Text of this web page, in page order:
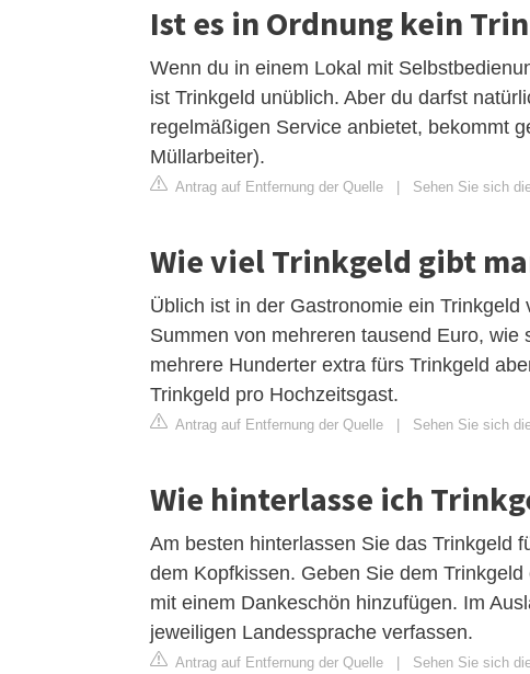
Ist es in Ordnung kein
Wenn du in einem Lokal mit
ist Trinkgeld unüblich. Aber du darfst
regelmäßigen Service anbietet, bekommt
Müllarbeiter).
Antrag auf Entfernung der Quelle | Sehen Sie sich
Wie viel Trinkgeld gibt
Üblich ist in der Gastronomie ein
Summen von mehreren tausend Euro,
mehrere Hunderter extra fürs Trinkgeld
Trinkgeld pro Hochzeitsgast.
Antrag auf Entfernung der Quelle | Sehen Sie sich
Wie hinterlasse ich
Am besten hinterlassen Sie das Trinkgeld
dem Kopfkissen. Geben Sie dem
mit einem Dankeschön hinzufügen. Im
jeweiligen Landessprache verfassen.
Antrag auf Entfernung der Quelle | Sehen Sie sich